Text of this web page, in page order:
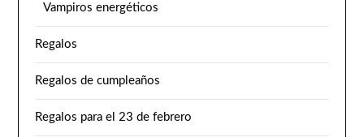
Vampiros energéticos
Regalos
Regalos de cumpleaños
Regalos para el 23 de febrero